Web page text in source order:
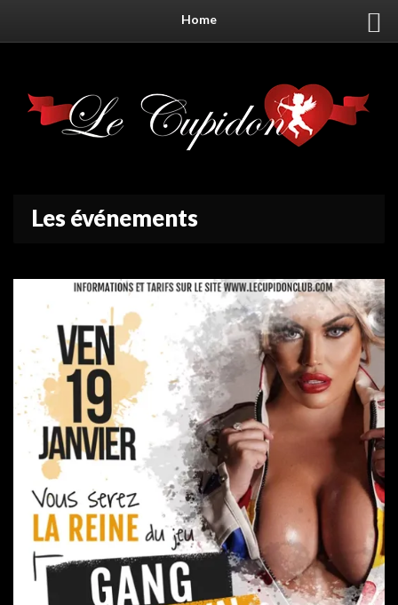
Home
Les événements